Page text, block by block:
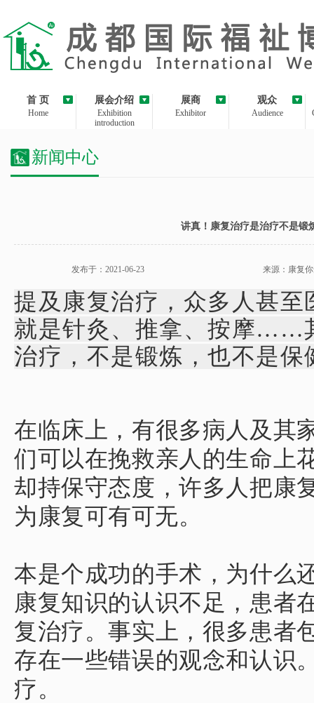
首 页
Home
展会介绍
Exhibition
introduction
展商
Exhibitor
观众
Audience
新闻中心
讲真！康复治疗是治疗不是锻
发布于：2021-06-23 来源：康复
提及康复治疗，众多人甚
就是针灸、推拿、按摩……
治疗，不是锻炼，也不是保
在临床上，有很多病人及其
们可以在挽救亲人的生命上
却持保守态度，许多人把康
为康复可有可无。
本是个成功的手术，为什么
康复知识的认识不足，患者
复治疗。事实上，很多患者
存在一些错误的观念和认识
疗。